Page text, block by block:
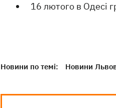
16 лютого в Одесі
Новини по темі: Новини